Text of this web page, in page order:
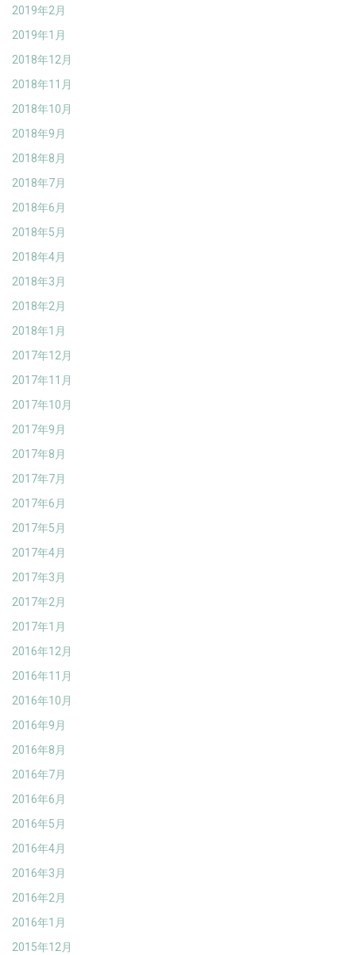
2019年2月
2019年1月
2018年12月
2018年11月
2018年10月
2018年9月
2018年8月
2018年7月
2018年6月
2018年5月
2018年4月
2018年3月
2018年2月
2018年1月
2017年12月
2017年11月
2017年10月
2017年9月
2017年8月
2017年7月
2017年6月
2017年5月
2017年4月
2017年3月
2017年2月
2017年1月
2016年12月
2016年11月
2016年10月
2016年9月
2016年8月
2016年7月
2016年6月
2016年5月
2016年4月
2016年3月
2016年2月
2016年1月
2015年12月